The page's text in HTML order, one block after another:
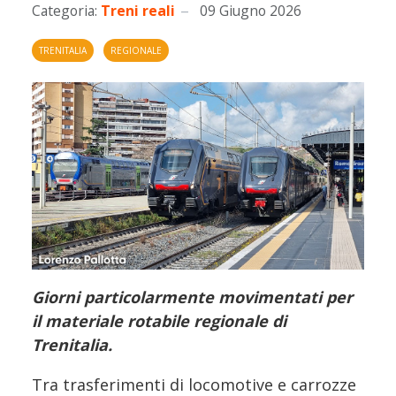
Categoria: Treni reali 09 Giugno 2026
TRENITALIA REGIONALE
Giorni particolarmente movimentati per
il materiale rotabile regionale di
Trenitalia.
Tra trasferimenti di locomotive e carrozze